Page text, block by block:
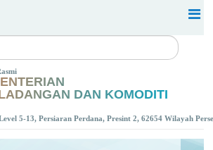
DAN KOMODITI
5-13, Persiaran Perdana, Presint 2, 62654 Wilayah